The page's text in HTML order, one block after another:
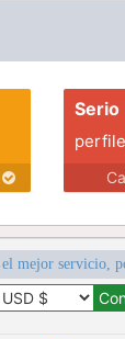
Serio
mejor servicio,